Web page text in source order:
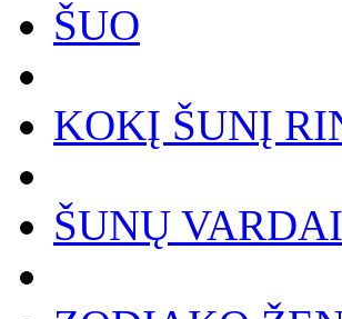
ŠUO
KOKĮ ŠUNĮ
ŠUNŲ VARDAI